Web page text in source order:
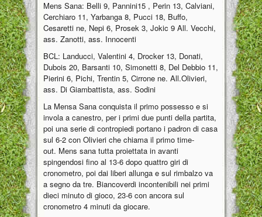
Mens Sana: Belli 9, Pannini15 , Perin 13, Calviani,
Cerchiaro 11, Yarbanga 8, Pucci 18, Buffo,
Cesaretti ne, Nepi 6, Prosek 3, Jokic 9 All. Vecchi,
ass. Zanotti, ass. Innocenti
BCL: Landucci, Valentini 4, Drocker 13, Donati,
Dubois 20, Barsanti 10, Simonetti 8, Del Debbio 11,
Pierini 6, Pichi, Trentin 5, Cirrone ne. All.Olivieri,
ass. Di Giambattista, ass. Sodini
La Mensa Sana conquista il primo possesso e si
invola a canestro, per i primi due punti della partita,
poi una serie di contropiedi portano i padron di casa
sul 6-2 con Olivieri che chiama il primo time-
out. Mens sana tutta proiettata in avanti
spingendosi fino al 13-6 dopo quattro giri di
cronometro, poi dai liberi allunga e sul rimbalzo va
a segno da tre. Biancoverdi incontenibili nei primi
dieci minuto di gioco, 23-6 con ancora sul
cronometro 4 minuti da giocare.